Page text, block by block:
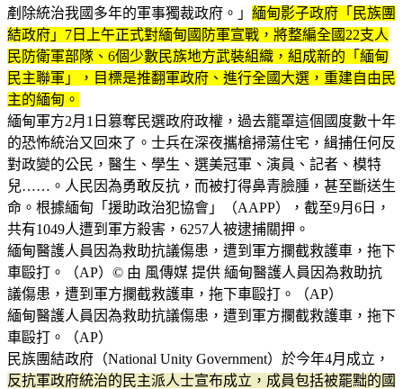
剷除統治我國多年的軍事獨裁政府。」 緬甸影子政府「民族團
結政府」7日上午正式對緬甸國防軍宣戰，將整編全國22支人
民防衛軍部隊、6個少數民族地方武裝組織，組成新的「緬甸
民主聯軍」，目標是推翻軍政府、進行全國大選，重建自由民
主的緬甸。
緬甸軍方2月1日篡奪民選政府政權，過去籠罩這個國度數十年
的恐怖統治又回來了。士兵在深夜攜槍掃蕩住宅，緝捕任何反
對政變的公民，醫生、學生、選美冠軍、演員、記者、模特
兒……。人民因為勇敢反抗，而被打得鼻青臉腫，甚至斷送生
命。根據緬甸「援助政治犯協會」（AAPP），截至9月6日，
共有1049人遭到軍方殺害，6257人被逮捕關押。
緬甸醫護人員因為救助抗議傷患，遭到軍方攔截救護車，拖下
車毆打。（AP）© 由 風傳媒 提供 緬甸醫護人員因為救助抗
議傷患，遭到軍方攔截救護車，拖下車毆打。（AP）
緬甸醫護人員因為救助抗議傷患，遭到軍方攔截救護車，拖下
車毆打。（AP）
民族團結政府（National Unity Government）於今年4月成立，
反抗軍政府統治的民主派人士宣布成立，成員包括被罷黜的國